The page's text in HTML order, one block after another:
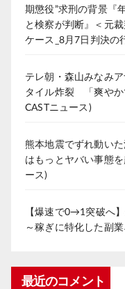
期懲役”求刑の背景『
と検察が判断』＜元
ケース_8月7日判決の
テレ朝・森山みなみ
タイル炸裂 「爽やか
CASTニュース)
熊本地震でずれ動い
はもっとヤバい事態
ース)
【爆速で0→1突破へ
～稼ぎに特化した副
最近のコメント